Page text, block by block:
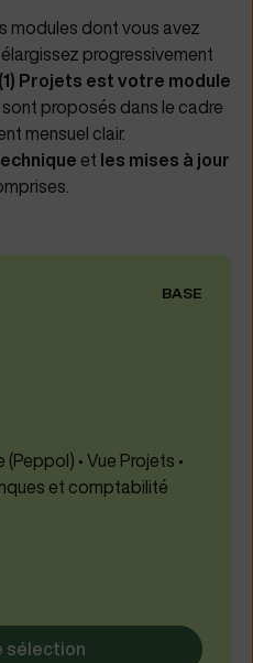
modules dont vous avez
progressivement
Projets est votre module
proposés dans le cadre
mensuel clair.
et les mises à jour
BASE
• Vue Projets •
et comptabilité
sélection